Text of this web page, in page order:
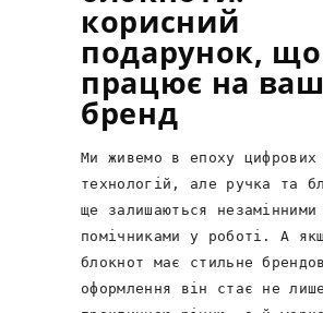
корисний
подарунок, що
працює на ваш
бренд
Ми живемо в епоху цифрових
технологій, але ручка та
ще залишаються незамінними
помічниками у роботі. А
блокнот має стильне
оформлення він стає не лише